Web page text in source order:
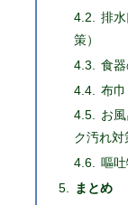
排
策）
食
布
お
ク汚れ対
嘔
まとめ